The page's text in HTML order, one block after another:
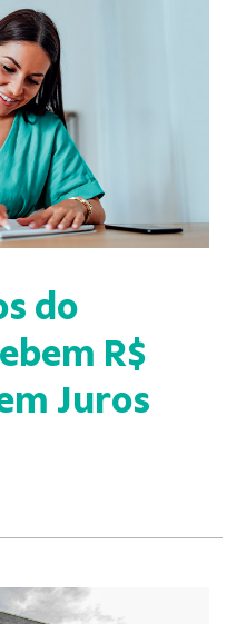
do
R$
Juros